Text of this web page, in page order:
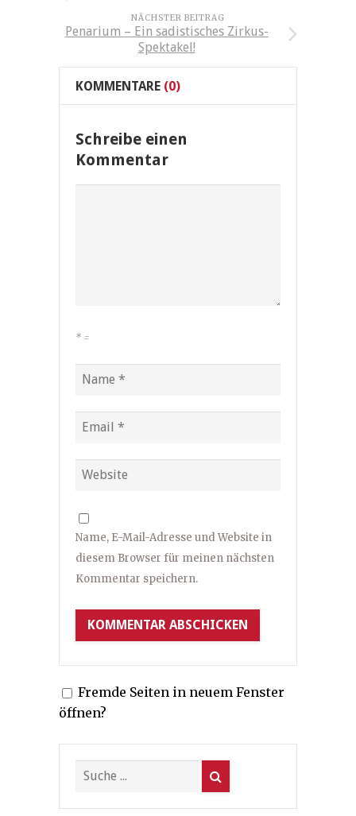
NÄCHSTER BEITRAG
Penarium – Ein sadistisches Zirkus-
Spektakel!
KOMMENTARE (0)
Schreibe einen
Kommentar
* =
Name, E-Mail-Adresse und Website in
diesem Browser für meinen nächsten
Kommentar speichern.
Fremde Seiten in neuem Fenster
öffnen?